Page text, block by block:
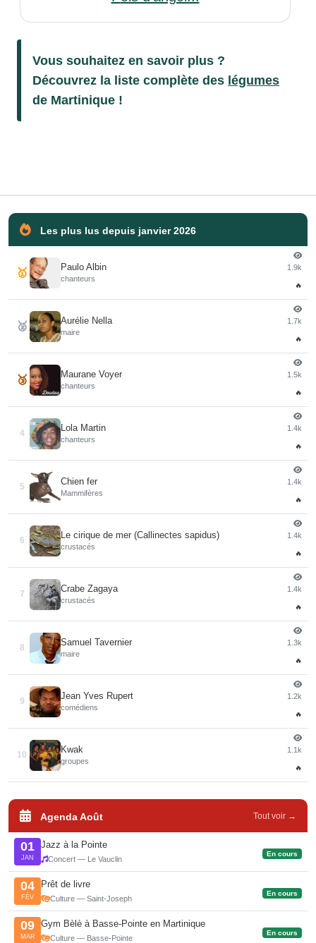
Vous souhaitez en savoir plus ?
Découvrez la liste complète des légumes
de Martinique !
Les plus lus depuis janvier 2026
🥇 Paulo Albin
chanteurs
1.9k
🔥
🥈 Aurélie Nella
maire
1.7k
🔥
🥉 Maurane Voyer
chanteurs
1.5k
🔥
4
Lola Martin
chanteurs
1.4k
🔥
5
Chien fer
Mammifères
1.4k
🔥
6
Le cirique de mer (Callinectes sapidus)
crustacés
1.4k
🔥
7
Crabe Zagaya
crustacés
1.4k
🔥
8
Samuel Tavernier
maire
1.3k
🔥
9
Jean Yves Rupert
comédiens
1.2k
🔥
10
Kwak
groupes
1.1k
🔥
Agenda Août Tout voir →
01
JAN
Jazz à la Pointe
Concert — Le Vauclin
En cours
04
FÉV
Prêt de livre
Culture — Saint-Joseph
En cours
09
MAR
Gym Bèlè à Basse-Pointe en Martinique
Culture — Basse-Pointe
En cours